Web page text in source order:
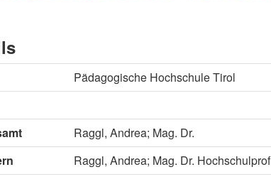
Pädagogische Hochschule Tirol
Raggl, Andrea; Mag. Dr.
Raggl, Andrea; Mag. Dr. Hochschulprof